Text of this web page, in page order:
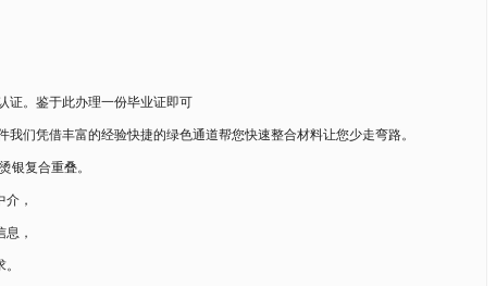
证。鉴于此办理一份毕业证即可
们凭借丰富的经验快捷的绿色通道帮您快速整合材料让您少走弯路。
银复合重叠。
，
，